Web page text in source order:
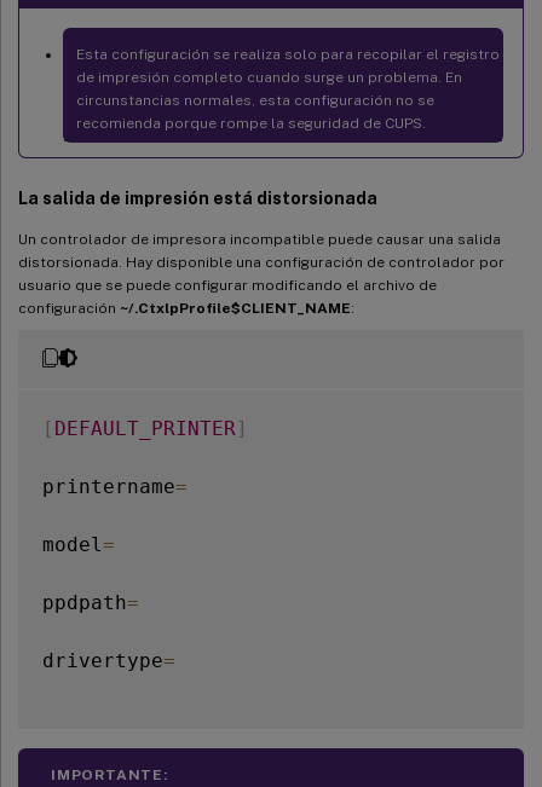
Esta configuración se realiza solo para recopilar el registro
de impresión completo cuando surge un problema. En
circunstancias normales, esta configuración no se
recomienda porque rompe la seguridad de CUPS.
La salida de impresión está distorsionada
Un controlador de impresora incompatible puede causar una salida
distorsionada. Hay disponible una configuración de controlador por
usuario que se puede configurar modificando el archivo de
configuración ~/.CtxlpProfile$CLIENT_NAME:
[ DEFAULT_PRINTER ]
printername=
model =
ppdpath=
drivertype=
IMPORTANTE: